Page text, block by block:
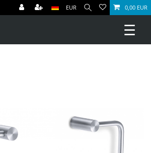
EUR 0,00 EUR
☰